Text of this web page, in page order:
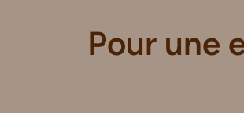
Pour une